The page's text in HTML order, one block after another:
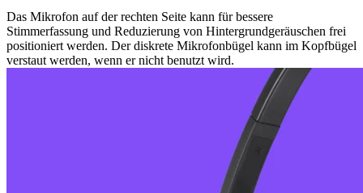
Das Mikrofon auf der rechten Seite kann für bessere
Stimmerfassung und Reduzierung von Hintergrundgeräuschen frei
positioniert werden. Der diskrete Mikrofonbügel kann im Kopfbügel
verstaut werden, wenn er nicht benutzt wird.